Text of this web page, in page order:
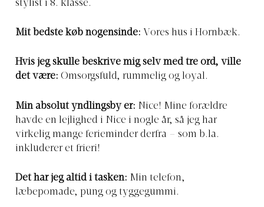
stylist i 8. klasse.
Mit bedste køb nogensinde: Vores hus i Hornbæk.
Hvis jeg skulle beskrive mig selv med tre ord, ville
det være: Omsorgsfuld, rummelig og loyal.
Min absolut yndlingsby er: Nice! Mine forældre
havde en lejlighed i Nice i nogle år, så jeg har
virkelig mange ferieminder derfra – som b.la.
inkluderer et frieri!
Det har jeg altid i tasken: Min telefon,
læbepomade, pung og tyggegummi.